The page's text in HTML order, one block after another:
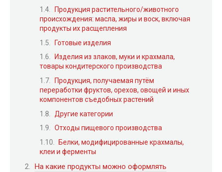
Продукция растительного/животного
происхождения: масла, жиры и воск, включая
продукты их расщепления
Готовые изделия
Изделия из злаков, муки и крахмала,
товары кондитерского производства
Продукция, получаемая путём
переработки фруктов, орехов, овощей и иных
компонентов съедобных растений
Другие категории
Отходы пищевого производства
Белки, модифицированные крахмалы,
клеи и ферменты
На какие продукты можно оформлять